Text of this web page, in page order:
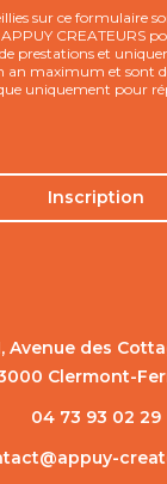
sur ce formulaire
CREATEURS
prestations et
an maximum et sont
uniquement pour
Avenue des
Clermont-
04 73 93 02 29